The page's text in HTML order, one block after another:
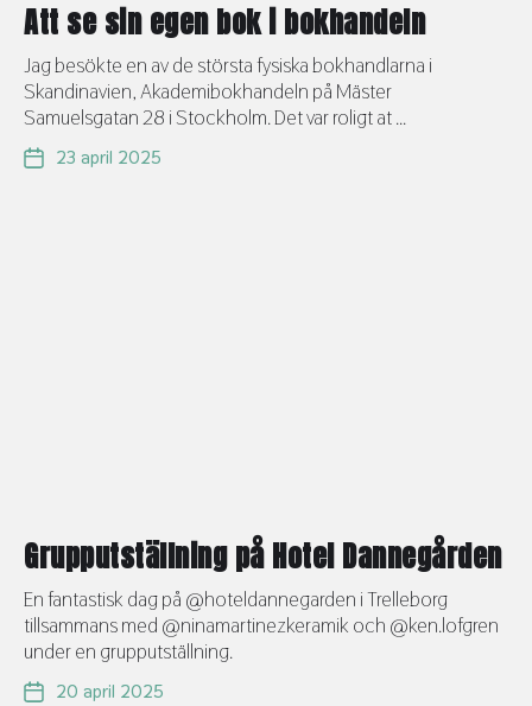
Att se sin egen bok i bokhandeln
Jag besökte en av de största fysiska bokhandlarna i
Skandinavien, Akademibokhandeln på Mäster
Samuelsgatan 28 i Stockholm. Det var roligt at ...
23 april 2025
Grupputställning på Hotel Dannegården
En fantastisk dag på @hoteldannegarden i Trelleborg
tillsammans med @ninamartinezkeramik och @ken.lofgren
under en grupputställning.
20 april 2025